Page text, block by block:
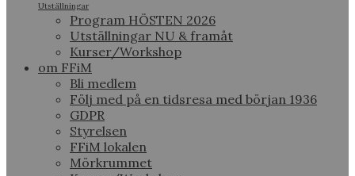
Utställningar
Program HÖSTEN 2026
Utställningar NU & framåt
Kurser/Workshop
om FFiM
Bli medlem
Följ med på en tidsresa med början 1936
GDPR
Styrelsen
FFiM lokalen
Mörkrummet